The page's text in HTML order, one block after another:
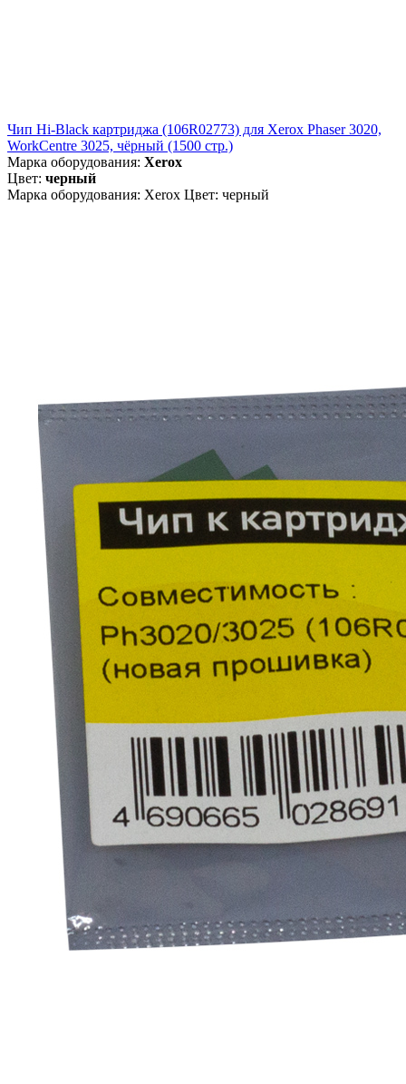
Чип Hi-Black картриджа (106R02773) для Xerox Phaser 3020,
WorkCentre 3025, чёрный (1500 стр.)
Марка оборудования: Xerox
Цвет: черный
Марка оборудования: Xerox Цвет: черный